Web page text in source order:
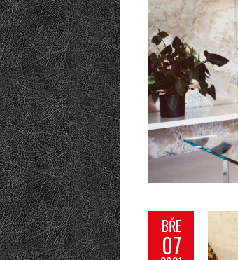
BŘE
07